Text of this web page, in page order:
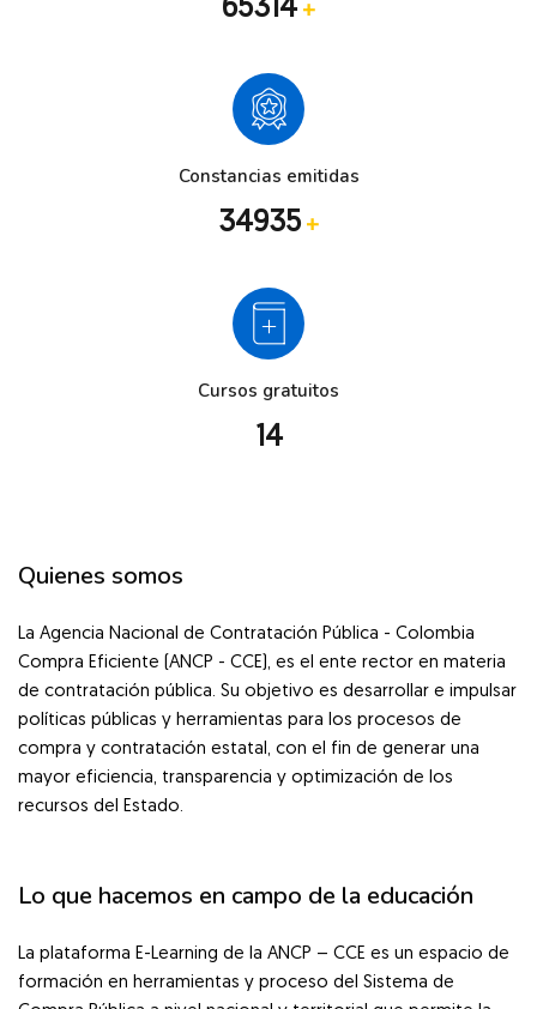
65314 +
Constancias emitidas
34935 +
Cursos gratuitos
14
Salta [Cocoon] About (Text 2 Columns)
Quienes somos
La Agencia Nacional de Contratación Pública - Colombia
Compra Eficiente (ANCP - CCE), es el ente rector en materia
de contratación pública. Su objetivo es desarrollar e impulsar
políticas públicas y herramientas para los procesos de
compra y contratación estatal, con el fin de generar una
mayor eficiencia, transparencia y optimización de los
recursos del Estado.
Lo que hacemos en campo de la educación
La plataforma E-Learning de la ANCP – CCE es un espacio de
formación en herramientas y proceso del Sistema de